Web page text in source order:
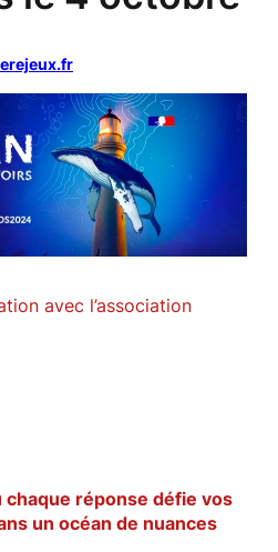
avec l’association
chaque réponse défie vos
un océan de nuances